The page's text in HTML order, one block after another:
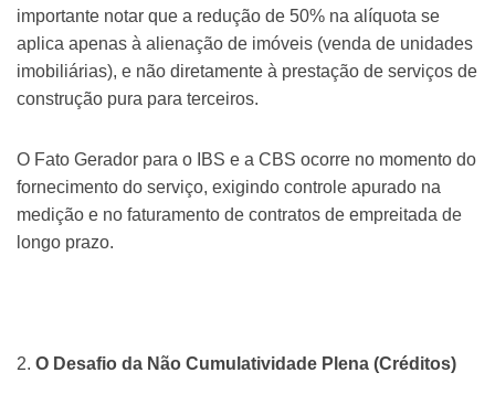
importante notar que a redução de 50% na alíquota se
aplica apenas à alienação de imóveis (venda de unidades
imobiliárias), e não diretamente à prestação de serviços de
construção pura para terceiros.
O Fato Gerador para o IBS e a CBS ocorre no momento do
fornecimento do serviço, exigindo controle apurado na
medição e no faturamento de contratos de empreitada de
longo prazo.
2. O Desafio da Não Cumulatividade Plena (Créditos)